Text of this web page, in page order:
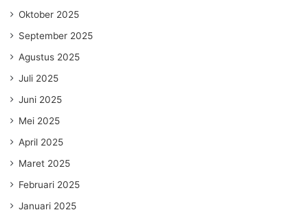
Oktober 2025
September 2025
Agustus 2025
Juli 2025
Juni 2025
Mei 2025
April 2025
Maret 2025
Februari 2025
Januari 2025